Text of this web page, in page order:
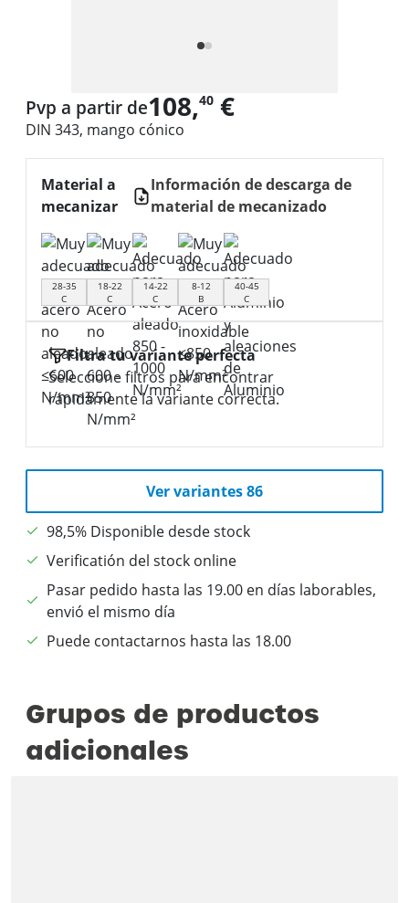
Pvp a partir de108,40 €
DIN 343, mango cónico
Material a
mecanizar
Información de descarga de
material de mecanizado
28-35
C
18-22
C
14-22
C
8-12
B
40-45
C
Filtra tu variante perfecta
Seleccione filtros para encontrar
rápidamente la variante correcta.
Ver variantes 86
98,5% Disponible desde stock
Verificatión del stock online
Pasar pedido hasta las 19.00 en días laborables,
envió el mismo día
Puede contactarnos hasta las 18.00
Grupos de productos
adicionales